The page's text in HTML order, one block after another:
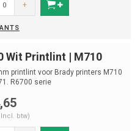
+
Wit Printlint | M710
printlint voor Brady printers M710
R6700 serie
Incl. btw)